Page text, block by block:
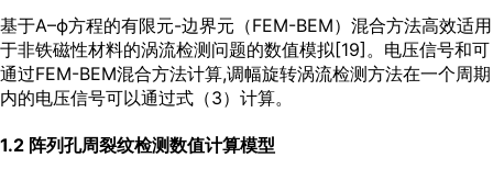
基于A–ϕ方程的有限元-边界元（FEM-BEM）混合方法高效适用
于非铁磁性材料的涡流检测问题的数值模拟[19]。电压信号和可
通过FEM-BEM混合方法计算,调幅旋转涡流检测方法在一个周期
内的电压信号可以通过式（3）计算。
1.2 阵列孔周裂纹检测数值计算模型